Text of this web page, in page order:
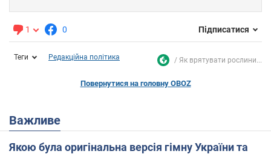
1 0 Підписатися
Теги Редакційна політика Як врятувати рослини...
Повернутися на головну OBOZ
Важливе
Якою була оригінальна версія гімну України та